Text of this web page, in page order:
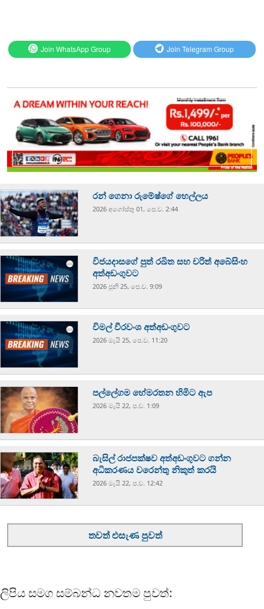
Join WhatsApp Group Join Telegram Group
රන් ගෙනා රුමේෂ්ගේ හෙල්ලය
2026 අගෝස්‍තු 01, පෙ.ව. 2:44
විජයදාසගේ පුත් රඛිත සහ චරිත් අබේසිංහ
අත්අඩංගුවට
2026 ජූනි 25, පෙ.ව. 9:09
විමල් වීරවංශ අත්අඩංගුවට
2026 මැයි 25, පෙ.ව. 11:20
පල්ලේගම හේමරතන හිමිට ඇප
2026 මැයි 22, ප.ව. 1:09
බැසිල් රාජපක්ෂව අත්අඩංගුවට ගන්න
අධිකරණය වරෙන්තු නිකුත් කරයි
2026 මැයි 22, ප.ව. 12:42
තවත් එසැණ පුවත්
ලිපිය සමග සම්බන්ධ නවතම පුවත්: